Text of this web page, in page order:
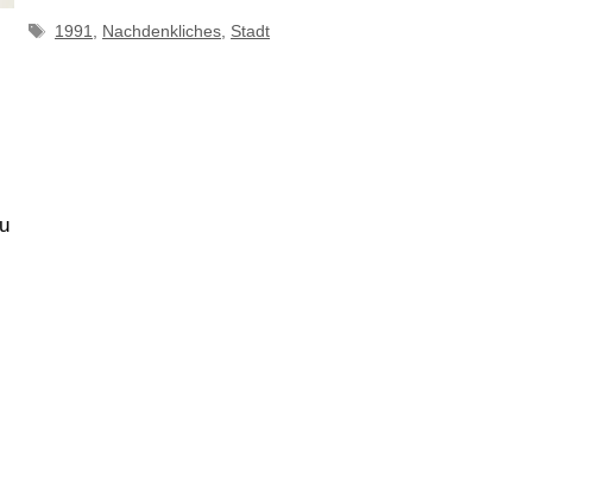
Schlagwörter
1991 Nachdenkliches Stadt